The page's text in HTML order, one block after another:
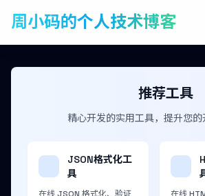
周小码的个人技术博客
推荐工具
精心开发的实用工具，提升您
JSON格式化工
具